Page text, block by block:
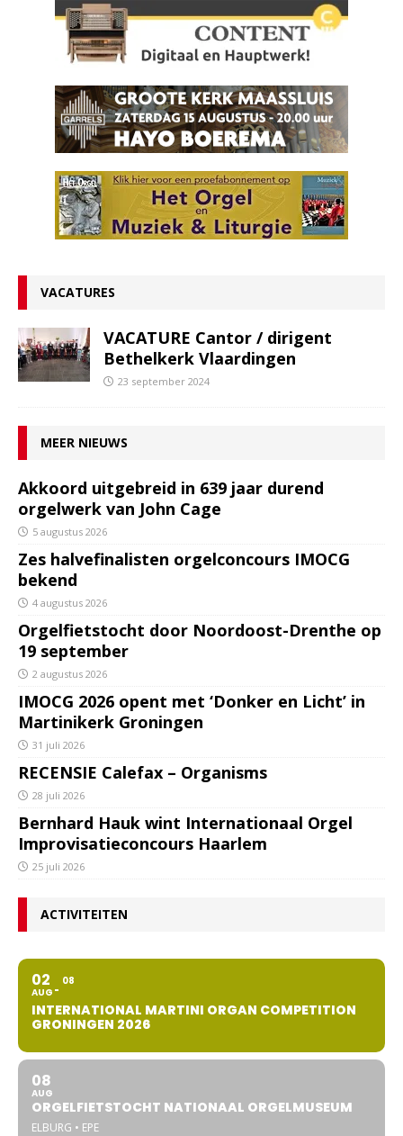
VACATURES
VACATURE Cantor / dirigent
Bethelkerk Vlaardingen
23 september 2024
MEER NIEUWS
Akkoord uitgebreid in 639 jaar durend
orgelwerk van John Cage
5 augustus 2026
Zes halvefinalisten orgelconcours IMOCG
bekend
4 augustus 2026
Orgelfietstocht door Noordoost-Drenthe op
19 september
2 augustus 2026
IMOCG 2026 opent met ‘Donker en Licht’ in
Martinikerk Groningen
31 juli 2026
RECENSIE Calefax – Organisms
28 juli 2026
Bernhard Hauk wint Internationaal Orgel
Improvisatieconcours Haarlem
25 juli 2026
ACTIVITEITEN
02
AUG
08
INTERNATIONAL MARTINI ORGAN COMPETITION
GRONINGEN 2026
08
AUG
ORGELFIETSTOCHT NATIONAAL ORGELMUSEUM
ELBURG • EPE